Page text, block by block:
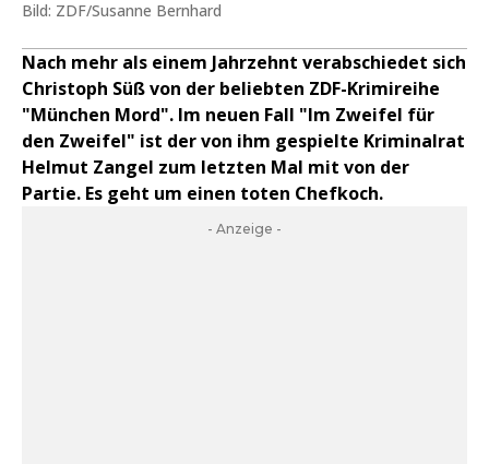
Bild: ZDF/Susanne Bernhard
Nach mehr als einem Jahrzehnt verabschiedet sich
Christoph Süß von der beliebten ZDF-Krimireihe
"München Mord". Im neuen Fall "Im Zweifel für
den Zweifel" ist der von ihm gespielte Kriminalrat
Helmut Zangel zum letzten Mal mit von der
Partie. Es geht um einen toten Chefkoch.
- Anzeige -